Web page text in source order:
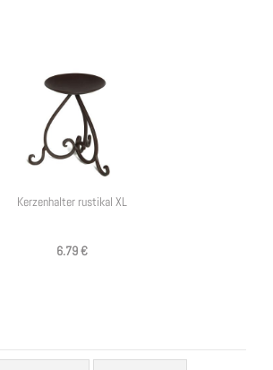
Kerzenhalter rustikal XL
6.79 €